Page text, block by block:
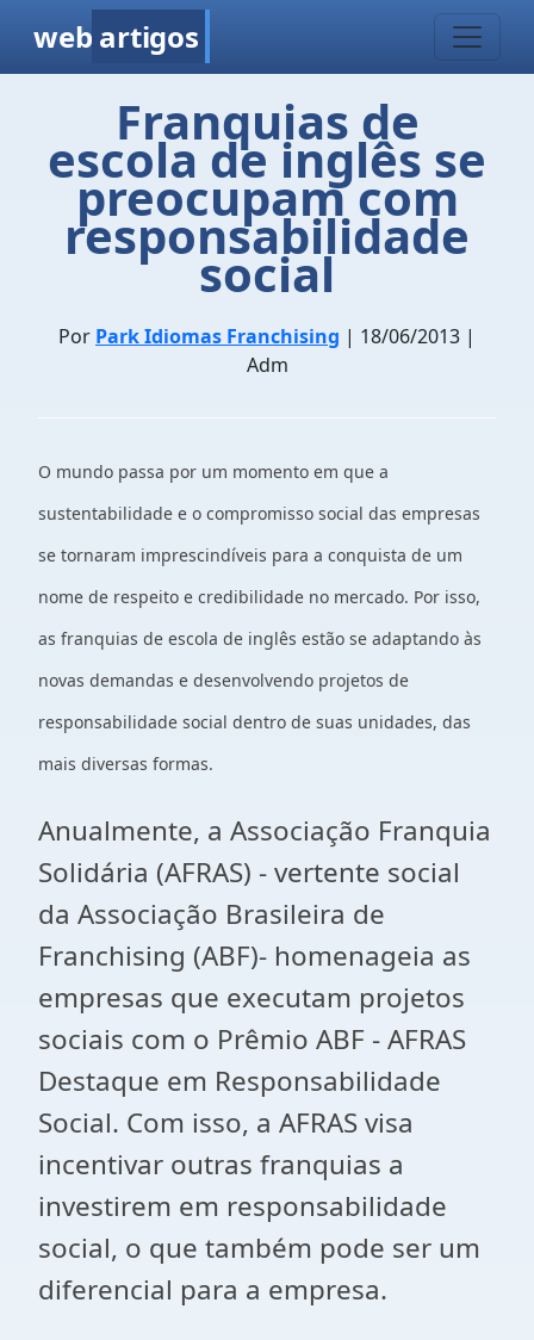
web artigos
Franquias de
escola de inglês se
preocupam com
responsabilidade
social
Por Park Idiomas Franchising | 18/06/2013 |
Adm
O mundo passa por um momento em que a
sustentabilidade e o compromisso social das empresas
se tornaram imprescindíveis para a conquista de um
nome de respeito e credibilidade no mercado. Por isso,
as franquias de escola de inglês estão se adaptando às
novas demandas e desenvolvendo projetos de
responsabilidade social dentro de suas unidades, das
mais diversas formas.
Anualmente, a Associação Franquia
Solidária (AFRAS) - vertente social
da Associação Brasileira de
Franchising (ABF)- homenageia as
empresas que executam projetos
sociais com o Prêmio ABF - AFRAS
Destaque em Responsabilidade
Social. Com isso, a AFRAS visa
incentivar outras franquias a
investirem em responsabilidade
social, o que também pode ser um
diferencial para a empresa.